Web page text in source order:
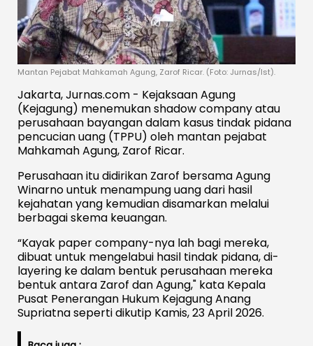
Mantan Pejabat Mahkamah Agung, Zarof Ricar. (Foto: Jurnas/Ist).
Jakarta, Jurnas.com - Kejaksaan Agung
(Kejagung) menemukan shadow company atau
perusahaan bayangan dalam kasus tindak pidana
pencucian uang (TPPU) oleh mantan pejabat
Mahkamah Agung, Zarof Ricar.
Perusahaan itu didirikan Zarof bersama Agung
Winarno untuk menampung uang dari hasil
kejahatan yang kemudian disamarkan melalui
berbagai skema keuangan.
“Kayak paper company-nya lah bagi mereka,
dibuat untuk mengelabui hasil tindak pidana, di-
layering ke dalam bentuk perusahaan mereka
bentuk antara Zarof dan Agung," kata Kepala
Pusat Penerangan Hukum Kejagung Anang
Supriatna seperti dikutip Kamis, 23 April 2026.